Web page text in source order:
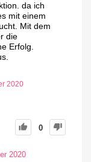
da ich
mit einem
Mit dem
die
Erfolg.
2020
0
2020